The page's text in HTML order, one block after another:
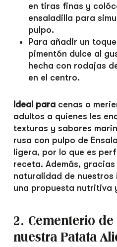
en tiras finas y
ensaladilla para
pulpo.
Para añadir un
pimentón dulce al
hecha con rodajas
en el centro.
Ideal paracenas o
adultos a quienes les
texturas y sabores
rusa con pulpo de
ligera, por lo que es
receta. Además,
naturalidad de
una propuesta nutritiva
2. Cementerio
nuestra Patata